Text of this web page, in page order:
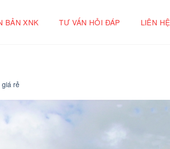
BẢN XNK TƯ VẤN HỎI ĐÁP LIÊN HỆ
giá rẻ